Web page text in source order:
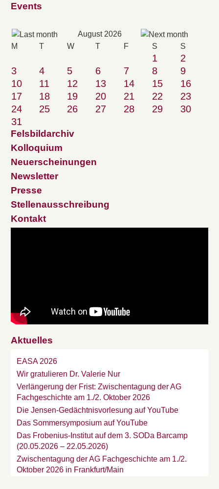
Events
August 2026
M T W T F S S
1
2
3
4 5 6 7 8
9
10
11 12 13 14 15
16
17
18 19 20 21 22
23
24
25 26 27 28 29
30
31
Felsbildarchiv
Kolloquium
Neuerscheinungen
Newsletter
Presse
Stellenausschreibung
Kontakt
Aktuelles
EASA 2026
Wir gratulieren Dr. Valerie Nur
Verlängerung der Frist: Zwischentagung der AG
Fachgeschichte am 1./2. Oktober 2026
Die Jensen-Gedächtnisvorlesung auf YouTube
Das Sommersymposium auf YouTube
Das Frobenius-Institut auf dem 3. SODa Barcamp
(20.05.2026 – 22.05.2026)
Zwischentagung der AG Fachgeschichte am 1./2.
Oktober 2026 in Frankfurt/Main